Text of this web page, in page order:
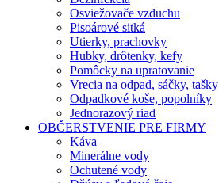
Osviežovače vzduchu
Pisoárové sitká
Utierky, prachovky
Hubky, drôtenky, kefy
Pomôcky na upratovanie
Vrecia na odpad, sáčky, tašky
Odpadkové koše, popolníky
Jednorazový riad
OBČERSTVENIE PRE FIRMY
Káva
Minerálne vody
Ochutené vody